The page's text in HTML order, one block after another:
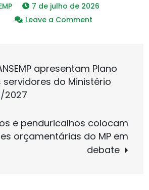
7 de julho de 2026
Leave a Comment
lançam
campanha
no
orçamento
do
apresentam Plano
servidores do Ministério
2027
e penduricalhos colocam
orçamentárias do MP em
debate